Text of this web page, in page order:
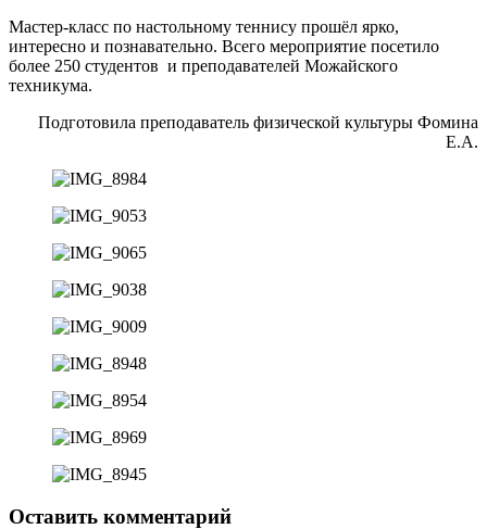
Мастер-класс по настольному теннису прошёл ярко,
интересно и познавательно. Всего мероприятие посетило
более 250 студентов и преподавателей Можайского
техникума.
Подготовила преподаватель физической культуры Фомина
Е.А.
Оставить комментарий